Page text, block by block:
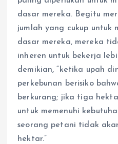
dasar mereka. Begitu
jumlah yang cukup untuk
dasar mereka, mereka
inheren untuk bekerja
demikian, “ketika upah
perkebunan berisiko
berkurang; jika tiga
untuk memenuhi
seorang petani tidak
hektar.”